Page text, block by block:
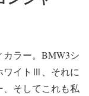
ラー。BMW3シ
ワイトⅢ、それに
そしてこれも私